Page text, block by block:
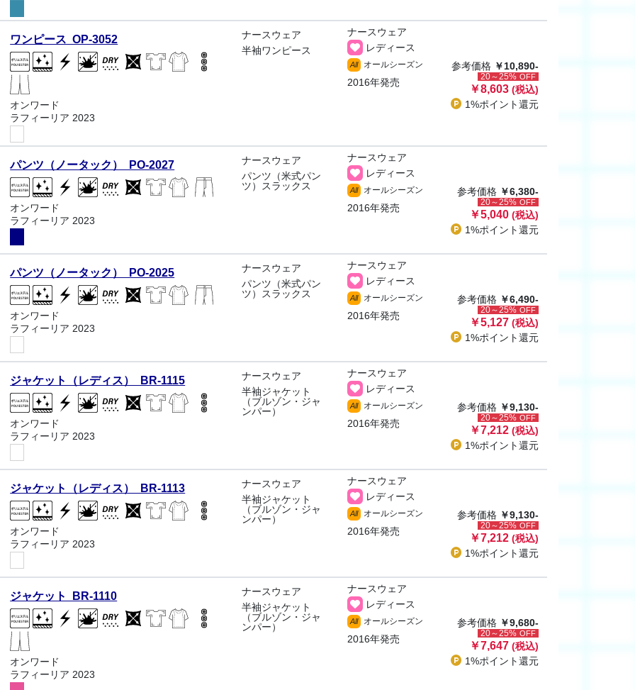
ワンピース OP-3052
オンワード
ラフィーリア 2023
ナースウェア
半袖ワンピース
ナースウェア
レディース
All オールシーズン
2016年発売
参考価格 ￥10,890-
20～25% OFF
￥8,603 (税込)
1%ポイント還元
パンツ（ノータック） PO-2027
オンワード
ラフィーリア 2023
ナースウェア
パンツ（米式パン
ツ）スラックス
ナースウェア
レディース
All オールシーズン
2016年発売
参考価格 ￥6,380-
20～25% OFF
￥5,040 (税込)
1%ポイント還元
パンツ（ノータック） PO-2025
オンワード
ラフィーリア 2023
ナースウェア
パンツ（米式パン
ツ）スラックス
ナースウェア
レディース
All オールシーズン
2016年発売
参考価格 ￥6,490-
20～25% OFF
￥5,127 (税込)
1%ポイント還元
ジャケット（レディス） BR-1115
オンワード
ラフィーリア 2023
ナースウェア
半袖ジャケット
（ブルゾン・ジャ
ンパー）
ナースウェア
レディース
All オールシーズン
2016年発売
参考価格 ￥9,130-
20～25% OFF
￥7,212 (税込)
1%ポイント還元
ジャケット（レディス） BR-1113
オンワード
ラフィーリア 2023
ナースウェア
半袖ジャケット
（ブルゾン・ジャ
ンパー）
ナースウェア
レディース
All オールシーズン
2016年発売
参考価格 ￥9,130-
20～25% OFF
￥7,212 (税込)
1%ポイント還元
ジャケット BR-1110
オンワード
ラフィーリア 2023
ナースウェア
半袖ジャケット
（ブルゾン・ジャ
ンパー）
ナースウェア
レディース
All オールシーズン
2016年発売
参考価格 ￥9,680-
20～25% OFF
￥7,647 (税込)
1%ポイント還元